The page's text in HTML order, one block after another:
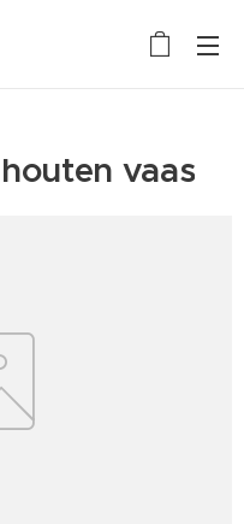
vaas